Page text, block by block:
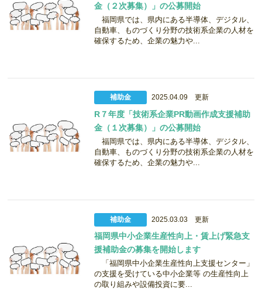
金（２次募集）」の公募開始
福岡県では、県内にある半導体、デジタル、
自動車、ものづくり分野の技術系企業の人材を
確保するため、企業の魅力や...
補助金 2025.04.09 更新
R７年度「技術系企業PR動画作成支援補助
金（１次募集）」の公募開始
福岡県では、県内にある半導体、デジタル、
自動車、ものづくり分野の技術系企業の人材を
確保するため、企業の魅力や...
補助金 2025.03.03 更新
福岡県中小企業生産性向上・賃上げ緊急支
援補助金の募集を開始します
「福岡県中小企業生産性向上支援センター」
の支援を受けている中小企業等 の生産性向上
の取り組みや設備投資に要...